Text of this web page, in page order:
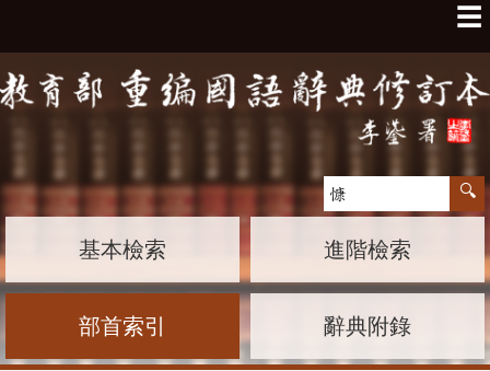
☰
基本檢索 進階檢索
部首索引 辭典附錄